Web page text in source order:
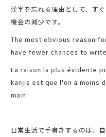
漢字を忘れる理由として、す
機会の減少です。
The most obvious reason
have fewer chances to
La raison la plus évidente
kanjis est que l'on a moins
main.
日常生活で手書きするのは、